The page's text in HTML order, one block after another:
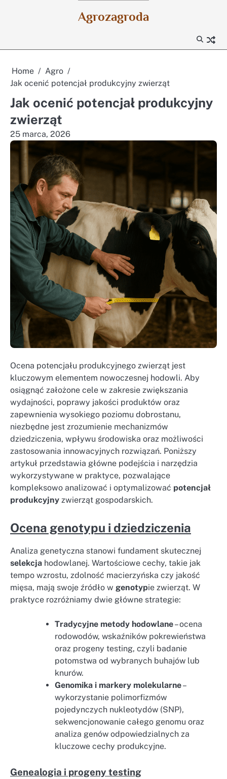
Agrozagroda
Home
Agro
Jak ocenić potencjał produkcyjny zwierząt
Jak ocenić potencjał produkcyjny
zwierząt
25 marca, 2026
Ocena potencjału produkcyjnego zwierząt jest
kluczowym elementem nowoczesnej hodowli. Aby
osiągnąć założone cele w zakresie zwiększania
wydajności, poprawy jakości produktów oraz
zapewnienia wysokiego poziomu dobrostanu,
niezbędne jest zrozumienie mechanizmów
dziedziczenia, wpływu środowiska oraz możliwości
zastosowania innowacyjnych rozwiązań. Poniższy
artykuł przedstawia główne podejścia i narzędzia
wykorzystywane w praktyce, pozwalające
kompleksowo analizować i optymalizować potencjał
produkcyjny zwierząt gospodarskich.
Ocena genotypu i dziedziczenia
Analiza genetyczna stanowi fundament skutecznej
selekcja hodowlanej. Wartościowe cechy, takie jak
tempo wzrostu, zdolność macierzyńska czy jakość
mięsa, mają swoje źródło w genotypie zwierząt. W
praktyce rozróżniamy dwie główne strategie:
Tradycyjne metody hodowlane– ocena
rodowodów, wskaźników pokrewieństwa
oraz progeny testing, czyli badanie
potomstwa od wybranych buhajów lub
knurów.
Genomika i markery molekularne–
wykorzystanie polimorfizmów
pojedynczych nukleotydów (SNP),
sekwencjonowanie całego genomu oraz
analiza genów odpowiedzialnych za
kluczowe cechy produkcyjne.
Genealogia i progeny testing